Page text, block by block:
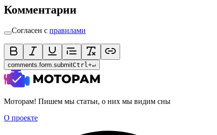
Комментарии
Согласен с правилами
comments.form.submitCtrl+↵
Моторам! Пишем мы статьи, о них мы видим сны
О проекте